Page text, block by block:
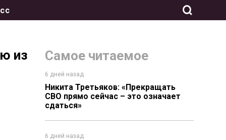
Самое читаемое
6 дней назад
Никита Третьяков: «Прекращать
СВО прямо сейчас – это означает
сдаться»
6 дней назад
из